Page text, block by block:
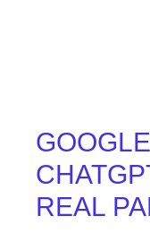
REAL